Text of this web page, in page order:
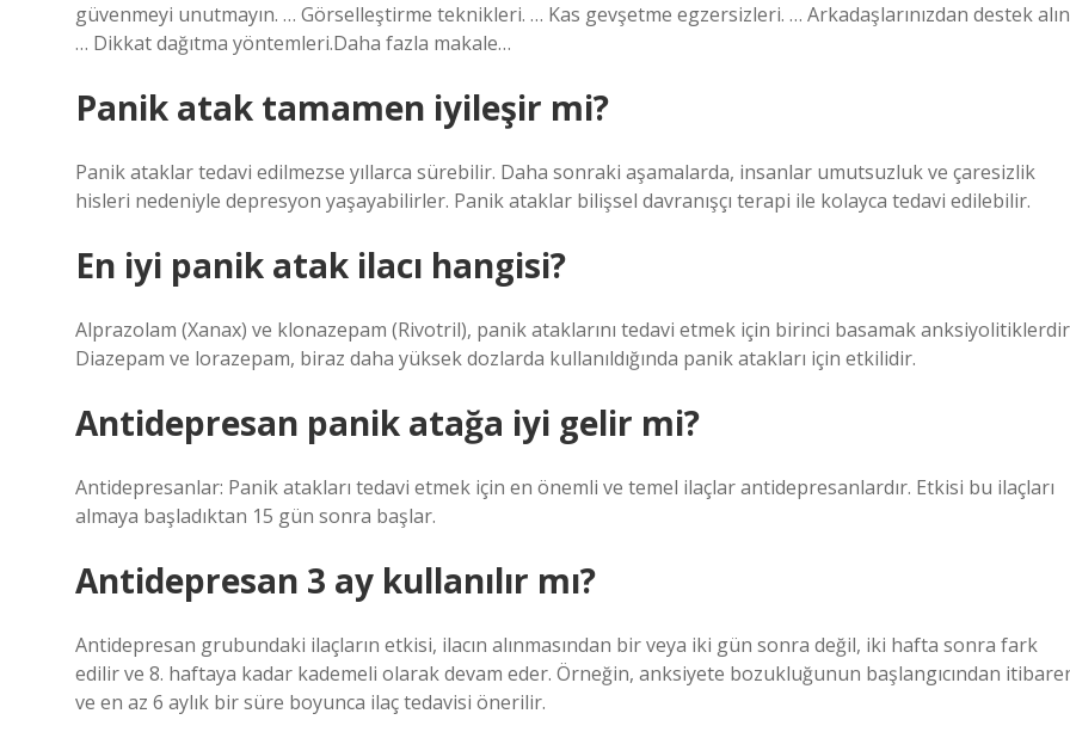
güvenmeyi unutmayın. … Görselleştirme teknikleri. … Kas gevşetme egzersizleri. … Arkadaşlarınızdan destek
… Dikkat dağıtma yöntemleri.Daha fazla makale…
Panik atak tamamen iyileşir mi?
Panik ataklar tedavi edilmezse yıllarca sürebilir. Daha sonraki aşamalarda, insanlar umutsuzluk ve çaresizlik
hisleri nedeniyle depresyon yaşayabilirler. Panik ataklar bilişsel davranışçı terapi ile kolayca tedavi edilebilir.
En iyi panik atak ilacı hangisi?
Alprazolam (Xanax) ve klonazepam (Rivotril), panik ataklarını tedavi etmek için birinci basamak
Diazepam ve lorazepam, biraz daha yüksek dozlarda kullanıldığında panik atakları için etkilidir.
Antidepresan panik atağa iyi gelir mi?
Antidepresanlar: Panik atakları tedavi etmek için en önemli ve temel ilaçlar antidepresanlardır. Etkisi bu ilaçları
almaya başladıktan 15 gün sonra başlar.
Antidepresan 3 ay kullanılır mı?
Antidepresan grubundaki ilaçların etkisi, ilacın alınmasından bir veya iki gün sonra değil, iki hafta sonra fark
edilir ve 8. haftaya kadar kademeli olarak devam eder. Örneğin, anksiyete bozukluğunun başlangıcından
ve en az 6 aylık bir süre boyunca ilaç tedavisi önerilir.